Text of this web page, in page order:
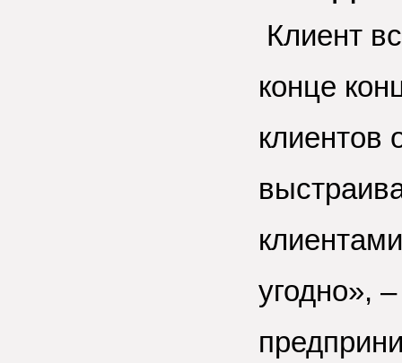
Клиент
конце
клиентов
угодно»,